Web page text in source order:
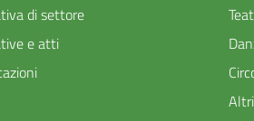
di settore
e atti